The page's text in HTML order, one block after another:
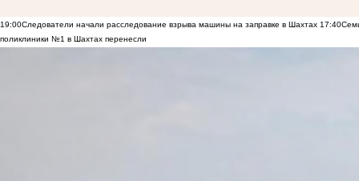
19:00Следователи начали расследование взрыва машины на заправке в Шахтах 17:40
поликлиники №1 в Шахтах перенесли